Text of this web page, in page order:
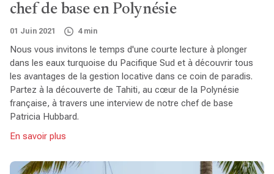
chef de base en Polynésie
01 Juin 2021 4 min
Nous vous invitons le temps d'une courte lecture à plonger
dans les eaux turquoise du Pacifique Sud et à découvrir tous
les avantages de la gestion locative dans ce coin de paradis.
Partez à la découverte de Tahiti, au cœur de la Polynésie
française, à travers une interview de notre chef de base
Patricia Hubbard.
En savoir plus